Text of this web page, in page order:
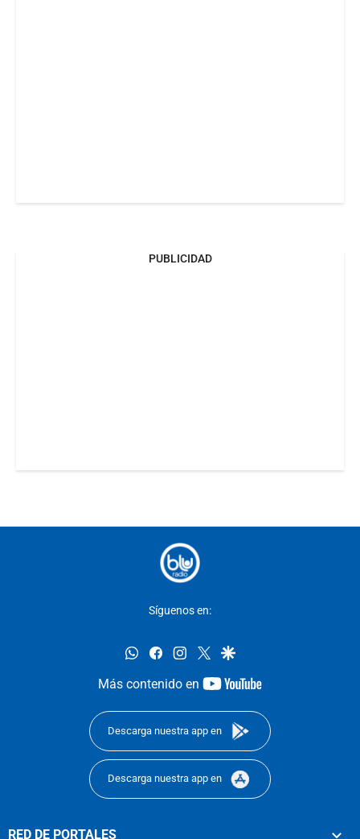
PUBLICIDAD
Síguenos en:
whatsappfacebookinstagram
twittergoogle
Más contenido en
youtube-
Descarga nuestra app en
Descarga nuestra app en
RED DE PORTALES